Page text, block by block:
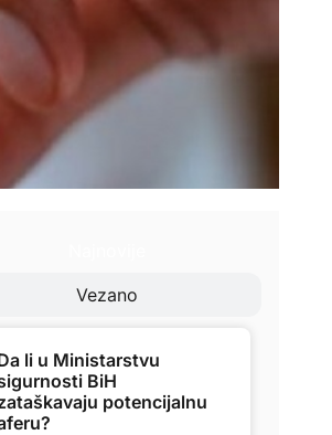
Vezano
li u Ministarstvu
BiH
potencijalnu